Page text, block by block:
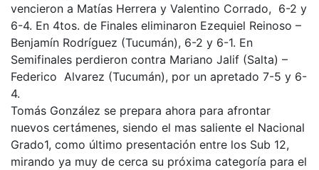
vencieron a Matías Herrera y Valentino Corrado, 6-2 y
6-4. En 4tos. de Finales eliminaron Ezequiel Reinoso –
Benjamín Rodríguez (Tucumán), 6-2 y 6-1. En
Semifinales perdieron contra Mariano Jalif (Salta) –
Federico Alvarez (Tucumán), por un apretado 7-5 y 6-
4.
Tomás González se prepara ahora para afrontar
nuevos certámenes, siendo el mas saliente el Nacional
Grado1, como último presentación entre los Sub 12,
mirando ya muy de cerca su próxima categoría para el